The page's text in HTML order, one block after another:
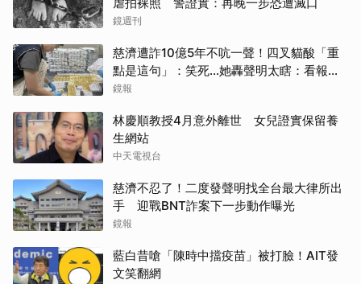
虐拍裸照 警證實：再晚一步恐遭滅口
鏡週刊
慈濟遭詐10億5年不吭一聲！四叉貓酸「重
點是這句」：笑死...她轟聲明太瞎：看報紙
才知被騙
鏡報
林慶順教授4月意外離世 女兒證實保留養
生網站
中天電視台
慈濟不忍了！二度發聲明找全台最大律所出
手 迎戰BNT詐案下一步動作曝光
鏡報
藍白昔嗆「陳時中擋疫苗」被打臉！AIT發
文笑翻網